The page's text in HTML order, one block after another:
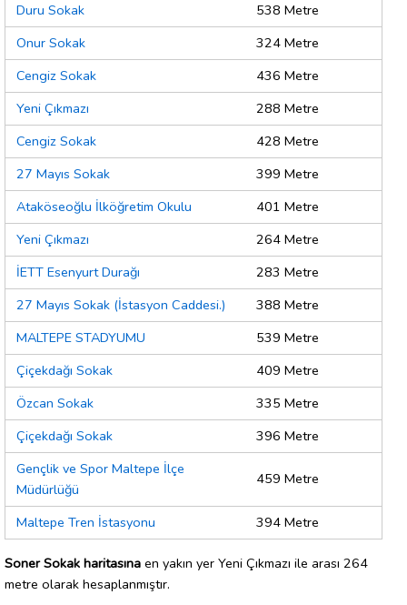
Duru Sokak
538 Metre
Onur Sokak
324 Metre
Cengiz Sokak
436 Metre
Yeni Çıkmazı
288 Metre
Cengiz Sokak
428 Metre
27 Mayıs Sokak
399 Metre
Ataköseoğlu İlköğretim Okulu
401 Metre
Yeni Çıkmazı
264 Metre
İETT Esenyurt Durağı
283 Metre
27 Mayıs Sokak (İstasyon Caddesi.)
388 Metre
MALTEPE STADYUMU
539 Metre
Çiçekdağı Sokak
409 Metre
Özcan Sokak
335 Metre
Çiçekdağı Sokak
396 Metre
Gençlik ve Spor Maltepe İlçe
Müdürlüğü
459 Metre
Maltepe Tren İstasyonu 394 Metre
Soner Sokak haritasına en yakın yer Yeni Çıkmazı ile arası 264
metre olarak hesaplanmıştır.